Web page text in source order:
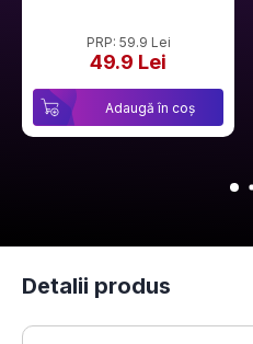
PRP: 59.9 Lei
49.9 Lei
Adaugă în coș
Detalii produs